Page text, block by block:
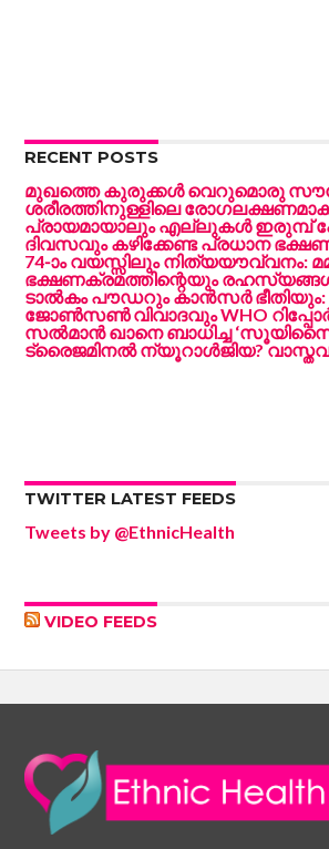
RECENT POSTS
മുഖത്തെ കുരുക്കൾ വെറുമൊരു
ശരീരത്തിനുള്ളിലെ
പ്രായമായാലും എല്ലുകൾ ഇരുമ്പ്
ദിവസവും കഴിക്കേണ്ട പ്രധാന
74-ാം വയസ്സിലും നിത്യയൗവ്വനം:
ഭക്ഷണക്രമത്തിന്റെയും
ടാൽകം പൗഡറും കാൻസർ
ജോൺസൺ വിവാദവും WHO
സൽമാൻ ഖാനെ ബാധിച്ച
ട്രൈജമിനൽ ന്യൂറാൾജിയ?
TWITTER LATEST FEEDS
Tweets by @EthnicHealth
VIDEO FEEDS